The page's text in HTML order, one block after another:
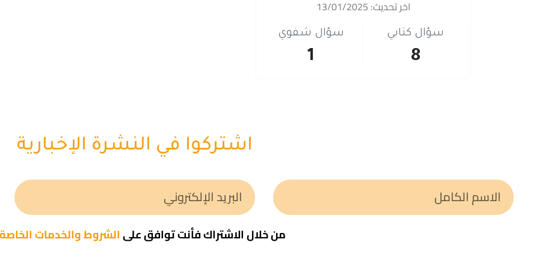
اخر تحديث: 13/01/2025
سؤال كتابي
8
سؤال شفوي
1
اشتركوا في النشرة الإخبارية
من خلال الاشتراك فأنت توافق علىالشروط والخدمات الخاصة